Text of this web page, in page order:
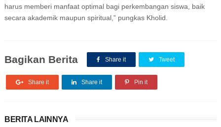
harus memberi manfaat optimal bagi perkembangan siswa, baik
secara akademik maupun spiritual,” pungkas Kholid.
Bagikan Berita Share it Tweet
Share it Share it Pin it
BERITA LAINNYA